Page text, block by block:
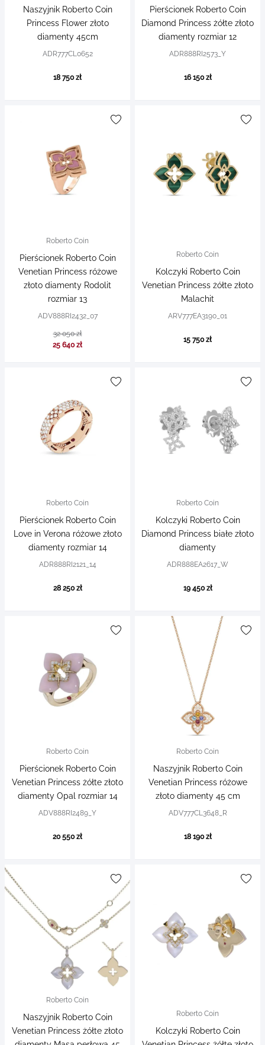
Naszyjnik Roberto Coin
Princess Flower złoto
diamenty 45cm
ADR777CL0652
18 750 zł
Pierścionek Roberto Coin
Diamond Princess żółte złoto
diamenty rozmiar 12
ADR888RI2573_Y
16 150 zł
Roberto Coin
Pierścionek Roberto Coin
Venetian Princess różowe
złoto diamenty Rodolit
rozmiar 13
ADV888RI2432_07
32 050 zł
25 640 zł
Roberto Coin
Kolczyki Roberto Coin
Venetian Princess żółte złoto
Malachit
ARV777EA3190_01
15 750 zł
Roberto Coin
Pierścionek Roberto Coin
Love in Verona różowe złoto
diamenty rozmiar 14
ADR888RI2121_14
28 250 zł
Roberto Coin
Kolczyki Roberto Coin
Diamond Princess białe złoto
diamenty
ADR888EA2617_W
19 450 zł
Roberto Coin
Pierścionek Roberto Coin
Venetian Princess żółte złoto
diamenty Opal rozmiar 14
ADV888RI2489_Y
20 550 zł
Roberto Coin
Naszyjnik Roberto Coin
Venetian Princess różowe
złoto diamenty 45 cm
ADV777CL3648_R
18 190 zł
Roberto Coin
Naszyjnik Roberto Coin
Venetian Princess żółte złoto
Roberto Coin
Kolczyki Roberto Coin